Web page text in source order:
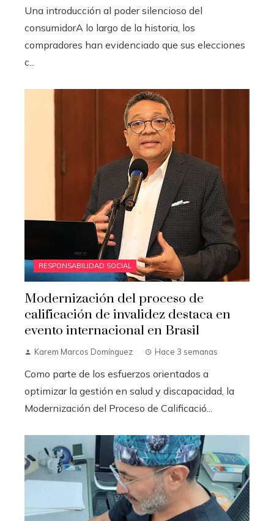
Una introducción al poder silencioso del
consumidorA lo largo de la historia, los
compradores han evidenciado que sus elecciones
c...
RESPONSABILIDAD SOCIAL
Modernización del proceso de
calificación de invalidez destaca en
evento internacional en Brasil
Karem Marcos Domínguez Hace 3 semanas
Como parte de los esfuerzos orientados a
optimizar la gestión en salud y discapacidad, la
Modernización del Proceso de Calificació...